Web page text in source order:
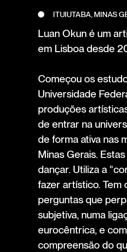
ITUIUTABA, MINAS
Luan Okun é um
em Lisboa desde
Começou os
Universidade
produções
de entrar na
de forma ativa nas
Minas Gerais.
dançar. Utiliza a
fazer artístico. Tem
perguntas que
subjetiva, numa
eurocêntrica, e
compreensão do